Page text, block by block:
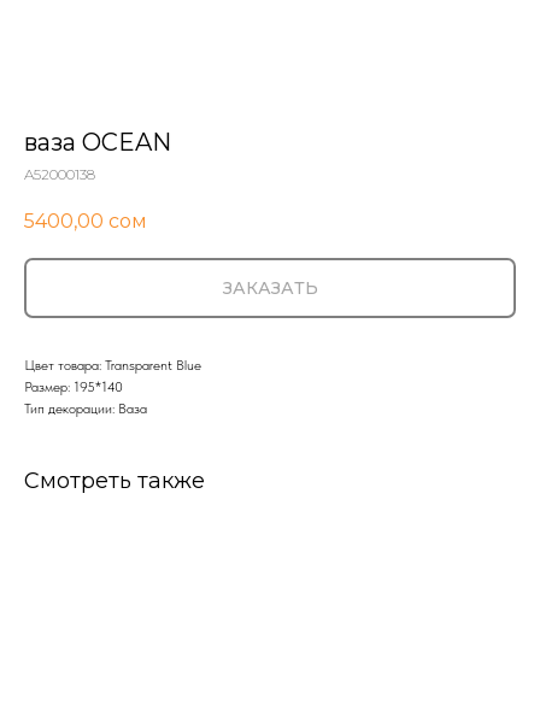
ваза OCEAN
A52000138
5400,00 сом
ЗАКАЗАТЬ
Цвет товара: Transparent Blue
Размер: 195*140
Тип декорации: Ваза
Смотреть также